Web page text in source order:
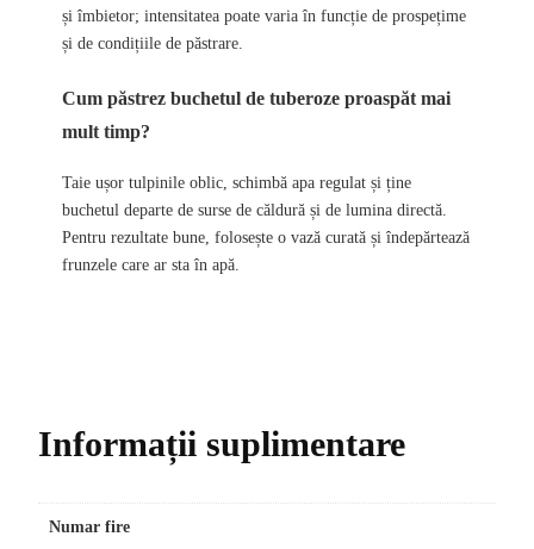
și îmbietor; intensitatea poate varia în funcție de prospețime
și de condițiile de păstrare.
Cum păstrez buchetul de tuberoze proaspăt mai
mult timp?
Taie ușor tulpinile oblic, schimbă apa regulat și ține
buchetul departe de surse de căldură și de lumina directă.
Pentru rezultate bune, folosește o vază curată și îndepărtează
frunzele care ar sta în apă.
Informații suplimentare
Numar fire